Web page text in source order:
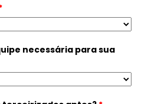
necessária para sua